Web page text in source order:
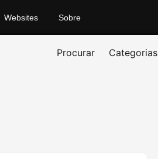
Websites Sobre
Procurar Categorias